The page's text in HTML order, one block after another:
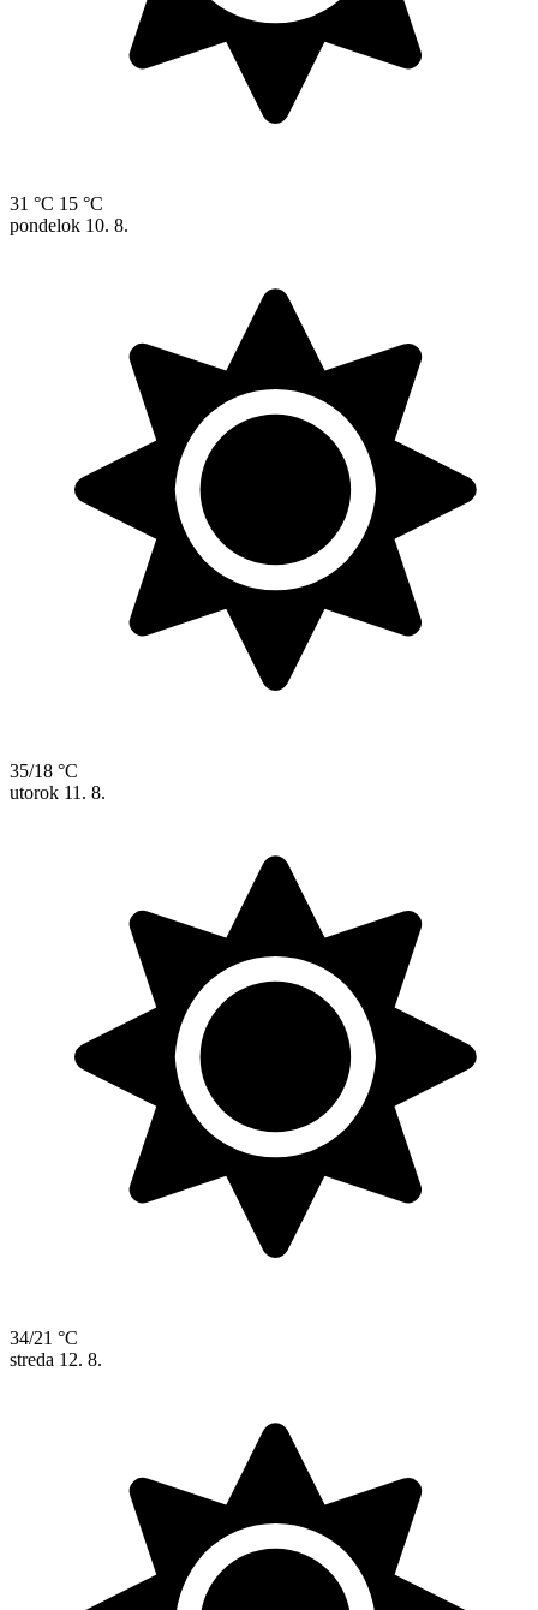
31 °C 15 °C
pondelok 10. 8.
35/18 °C
utorok 11. 8.
34/21 °C
streda 12. 8.